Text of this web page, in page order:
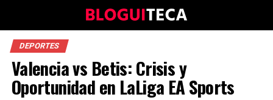
DEPORTES
Valencia vs Betis: Crisis y
Oportunidad en LaLiga EA Sports